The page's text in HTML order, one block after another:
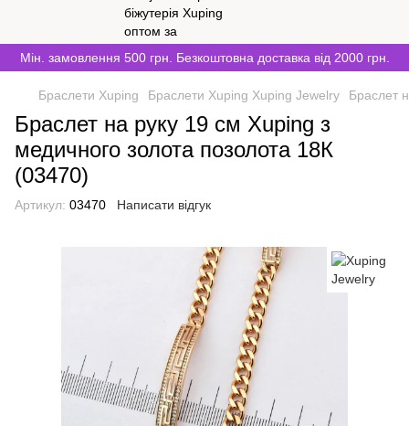
Мін. замовлення 500 грн. Безкоштовна доставка від 2000 грн.
Браслети Xuping Браслети Xuping Xuping Jewelry Браслет
Браслет на руку 19 см Xuping з
медичного золота позолота 18К
(03470)
Артикул: 03470 Написати відгук